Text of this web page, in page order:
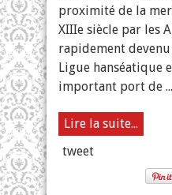
proximité de la
XIIIe siècle par les
rapidement
Ligue hanséatique
important port de ...
Lire la suite...
tweet